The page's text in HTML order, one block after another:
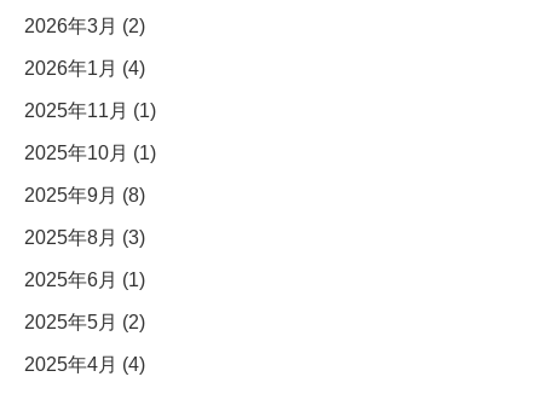
2026年3月 (2)
2026年1月 (4)
2025年11月 (1)
2025年10月 (1)
2025年9月 (8)
2025年8月 (3)
2025年6月 (1)
2025年5月 (2)
2025年4月 (4)